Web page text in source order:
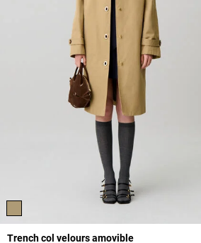
Trench col velours amovible